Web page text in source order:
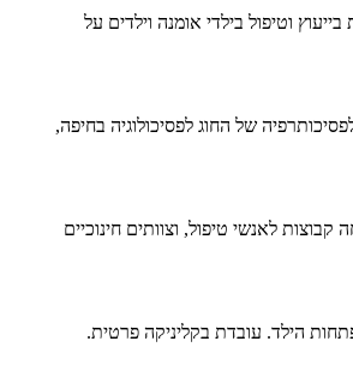
וטיפול בילדי אומנה וילדים על
של החוג לפסיכולוגיה בחיפה,
לאנשי טיפול, וצוותים חינוכיים
הילד. עובדת בקליניקה פרטית.